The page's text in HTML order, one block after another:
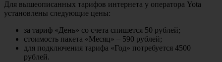
Для вышеописанных тарифов интернета у оператора Yota
установлены следующие цены:
за тариф «День» со счета спишется 50 рублей;
стоимость пакета «Месяц» – 590 рублей;
для подключения тарифа «Год» потребуется 4500
рублей.